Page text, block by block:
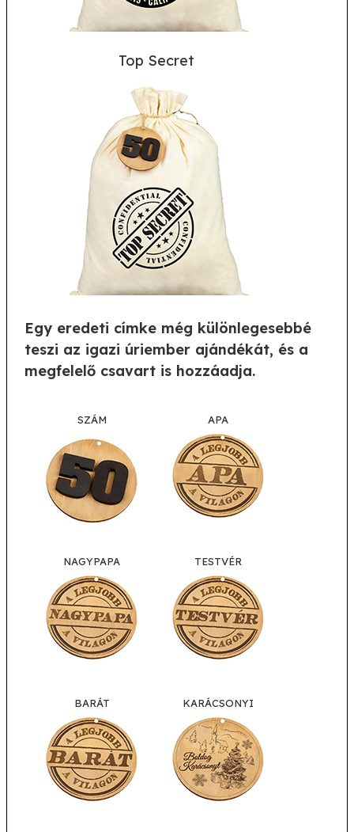
Top Secret
Egy eredeti címke még különlegesebbé
teszi az igazi úriember ajándékát, és a
megfelelő csavart is hozzáadja.
SZÁM APA
NAGYPAPA TESTVÉR
BARÁT KARÁCSONYI